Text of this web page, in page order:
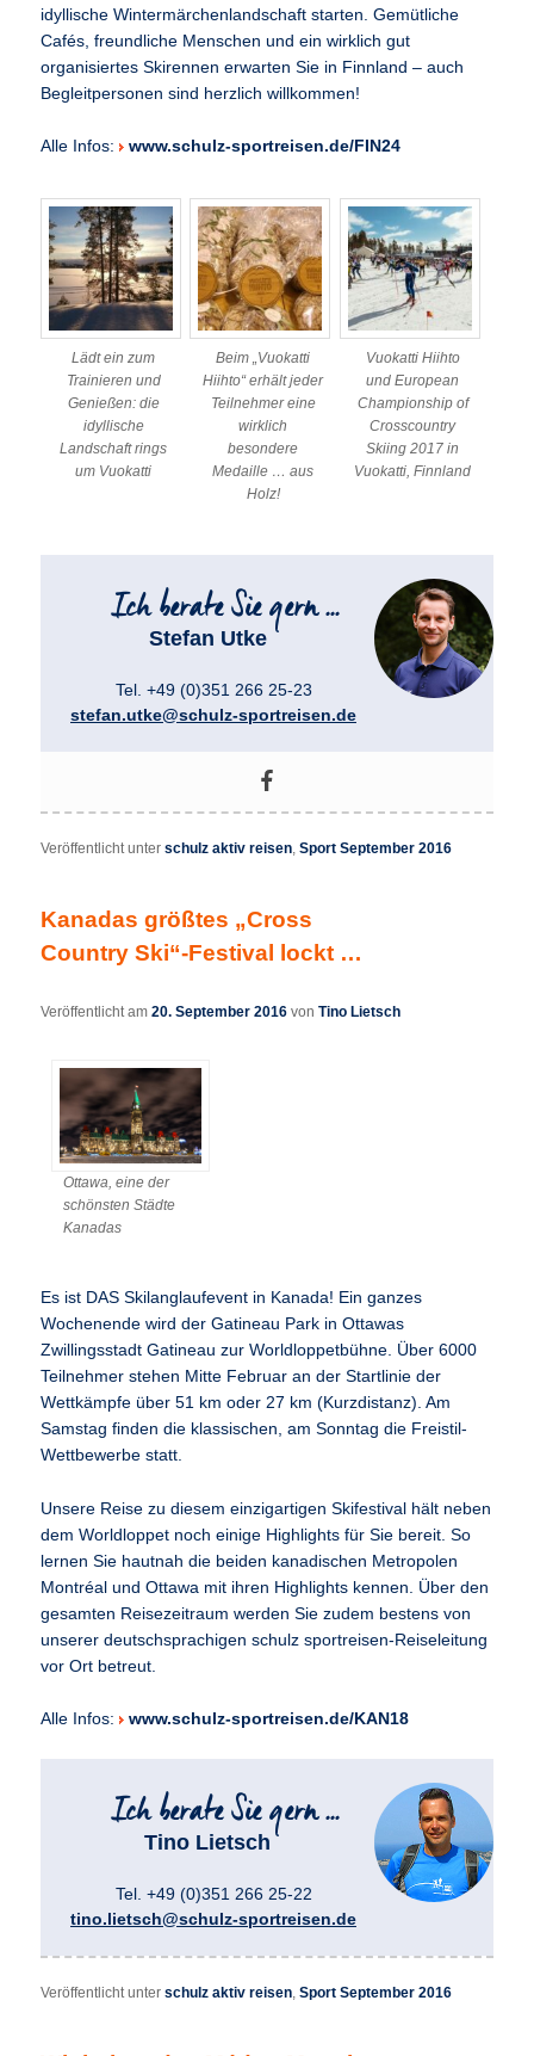
idyllische Wintermärchenlandschaft starten. Gemütliche
Cafés, freundliche Menschen und ein wirklich gut
organisiertes Skirennen erwarten Sie in Finnland – auch
Begleitpersonen sind herzlich willkommen!
Alle Infos: www.schulz-sportreisen.de/FIN24
Lädt ein zum
Trainieren und
Genießen: die
idyllische
Landschaft rings
um Vuokatti
Beim „Vuokatti
Hiihto“ erhält jeder
Teilnehmer eine
wirklich
besondere
Medaille … aus
Holz!
Vuokatti Hiihto
und European
Championship of
Crosscountry
Skiing 2017 in
Vuokatti, Finnland
Stefan Utke
Tel. +49 (0)351 266 25-23
stefan.utke@schulz-sportreisen.de
Veröffentlicht unter schulz aktiv reisen,Sport September 2016
Kanadas größtes „Cross
Country Ski“-Festival lockt …
Veröffentlicht am20. September 2016 vonTino Lietsch
Ottawa, eine der
schönsten Städte
Kanadas
Es ist DAS Skilanglaufevent in Kanada! Ein ganzes
Wochenende wird der Gatineau Park in Ottawas
Zwillingsstadt Gatineau zur Worldloppetbühne. Über 6000
Teilnehmer stehen Mitte Februar an der Startlinie der
Wettkämpfe über 51 km oder 27 km (Kurzdistanz). Am
Samstag finden die klassischen, am Sonntag die Freistil-
Wettbewerbe statt.
Unsere Reise zu diesem einzigartigen Skifestival hält neben
dem Worldloppet noch einige Highlights für Sie bereit. So
lernen Sie hautnah die beiden kanadischen Metropolen
Montréal und Ottawa mit ihren Highlights kennen. Über den
gesamten Reisezeitraum werden Sie zudem bestens von
unserer deutschsprachigen schulz sportreisen-Reiseleitung
vor Ort betreut.
Alle Infos: www.schulz-sportreisen.de/KAN18
Tino Lietsch
Tel. +49 (0)351 266 25-22
tino.lietsch@schulz-sportreisen.de
Veröffentlicht unter schulz aktiv reisen ,Sport September 2016